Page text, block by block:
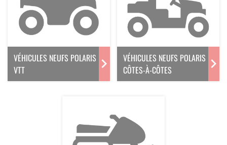
VÉHICULES NEUFS POLARIS
VTT
VÉHICULES NEUFS POLARIS
CÔTES-À-CÔTES